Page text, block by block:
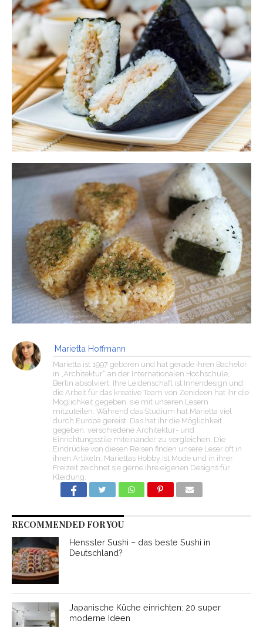
Marietta Hoffmann
Marietta ist 1997 geboren und hat gerade ihren Bachelor
in „Architektur“ an der Internationalen Hochschule,
Berlin absolviert. Ihre Leidenschaft ist Innendesign und
die Arbeit für das kreative Team von Zenideen hat ihr die
Möglichkeit gegeben, sie mit unseren Lesern
mitzuteilen. Während das Studium hat Marietta viel
durch Europa gereist. Das hat ihr die Möglichkeit
gegeben, verschiedene Architektur- und
Einrichtungsstile miteinander zu vergleichen. Die
Eindrücke von diesen Reisen finden unsere Leser oft in
ihren Artikeln. Mariettas Hobby ist Mode und in ihrer
Freizeit zeichnet sie gerne ihre eigenen Designs für
Kleidung.
RECOMMENDED FOR YOU
Henssler Sushi – das beste Sushi in
Deutschland?
Japanische Küche einrichten: 20 super
moderne Ideen